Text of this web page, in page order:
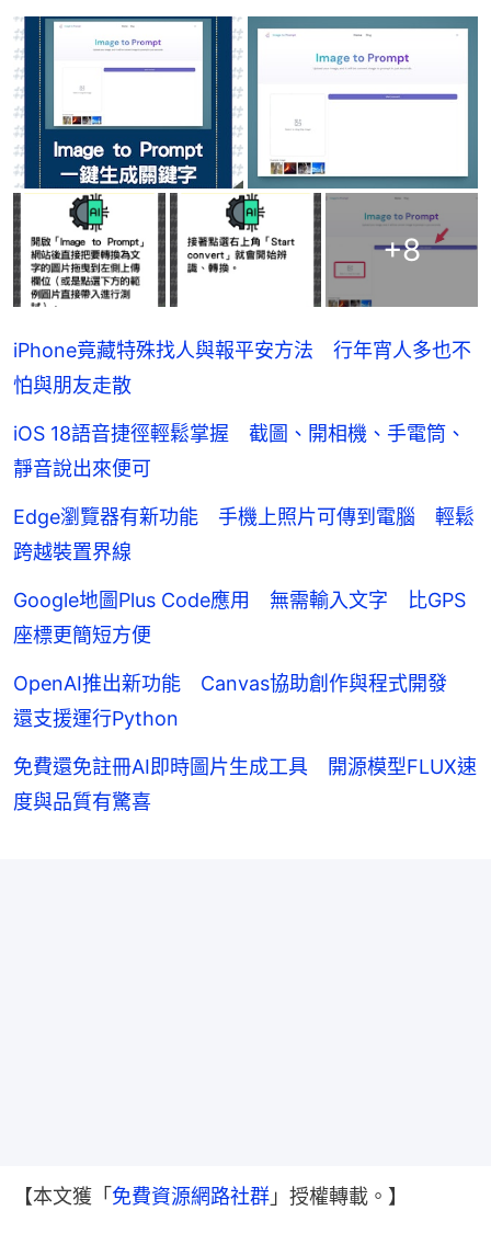
+8
iPhone竟藏特殊找人與報平安方法 行年宵人多也不
怕與朋友走散
iOS 18語音捷徑輕鬆掌握 截圖、開相機、手電筒、
靜音說出來便可
Edge瀏覽器有新功能 手機上照片可傳到電腦 輕鬆
跨越裝置界線
Google地圖Plus Code應用 無需輸入文字 比GPS
座標更簡短方便
OpenAI推出新功能 Canvas協助創作與程式開發
還支援運行Python
免費還免註冊AI即時圖片生成工具 開源模型FLUX速
度與品質有驚喜
【本文獲「 免費資源網路社群 」授權轉載。】